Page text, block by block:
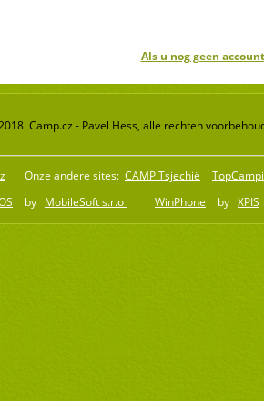
Als u nog geen
Camp.cz - Pavel Hess, alle rechten
Onze andere sites: CAMP Tsjechië
by MobileSoft s.r.o WinPhone by XPIS